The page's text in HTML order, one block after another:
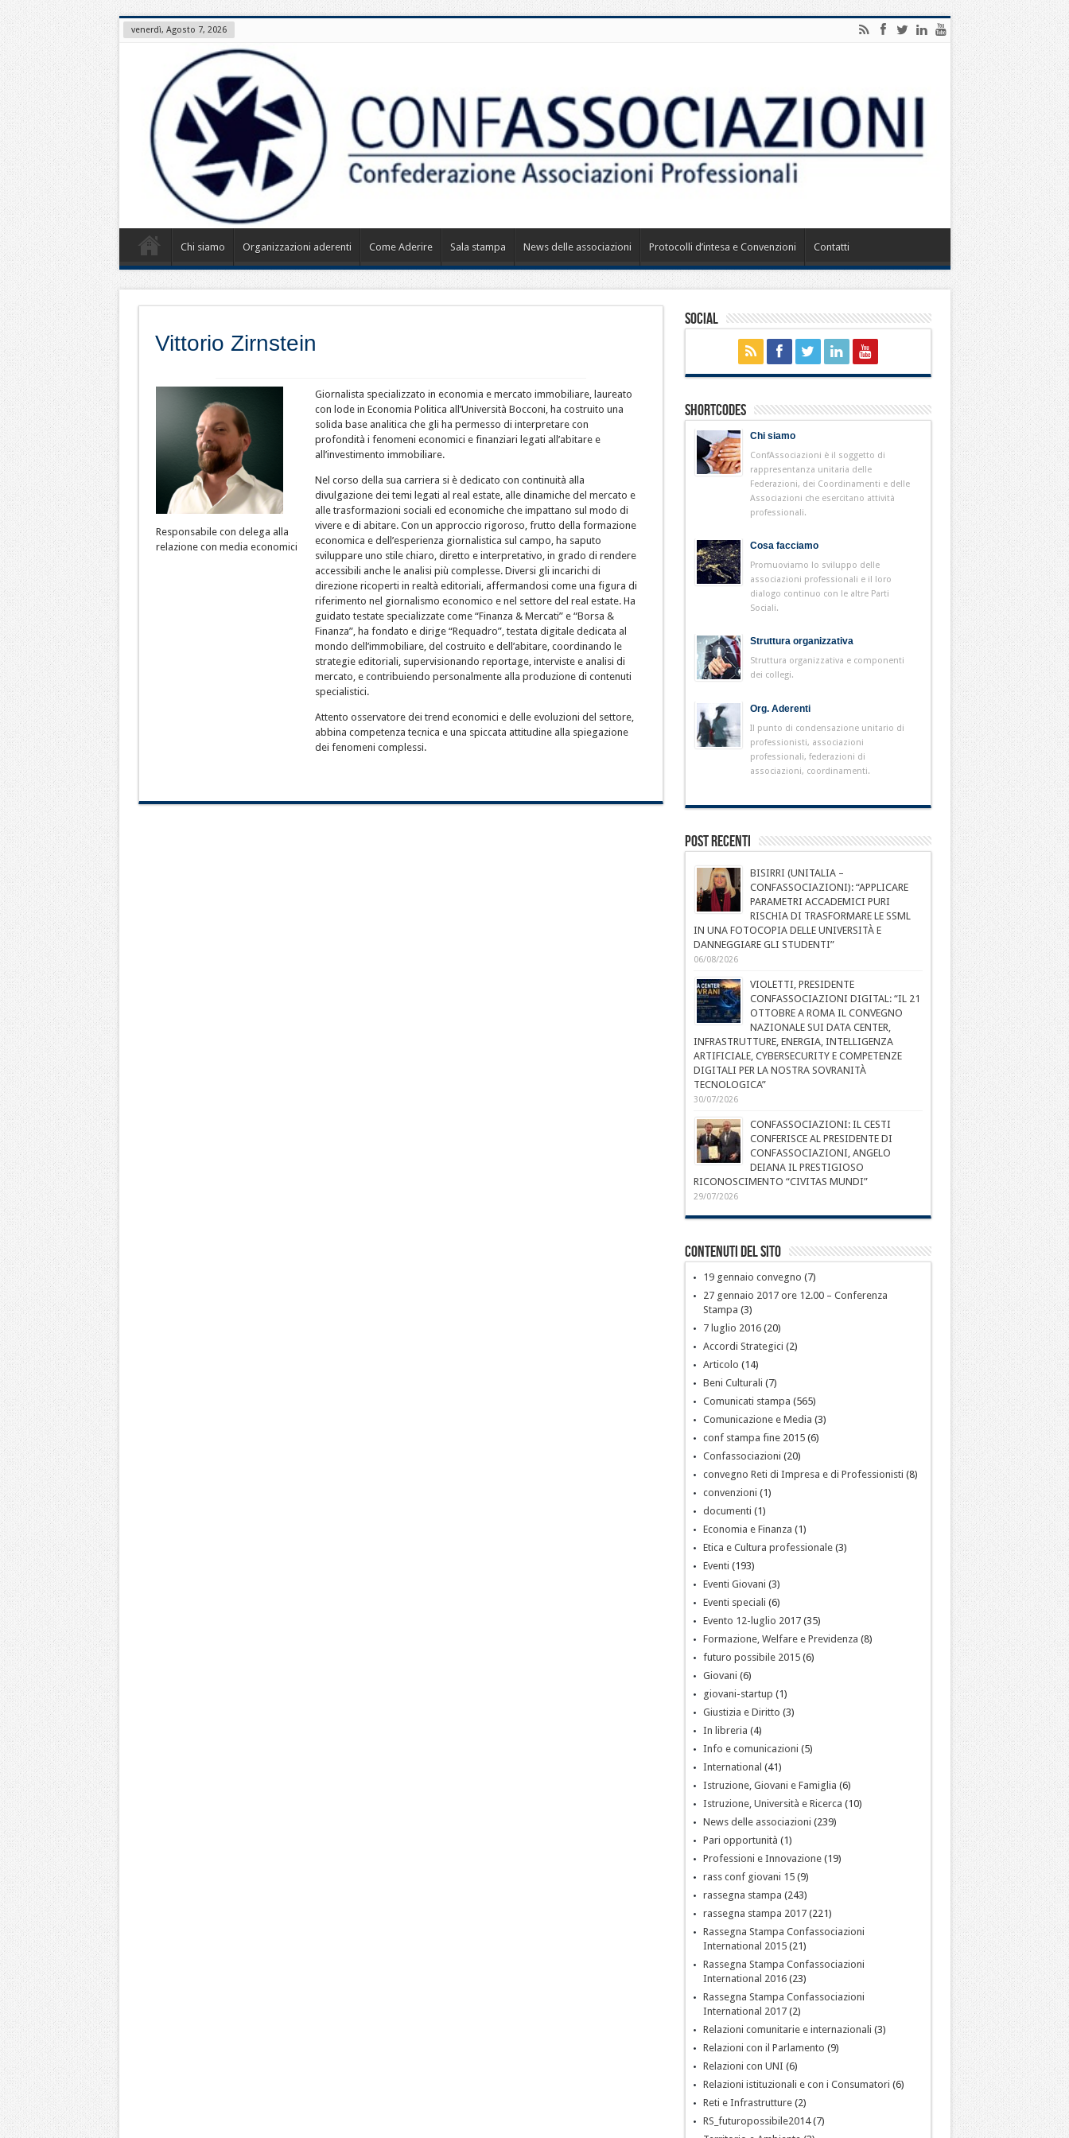
venerdì, Agosto 7, 2026
Chi siamo Organizzazioni aderenti Come Aderire Sala stampa News delle associazioni Protocolli d’intesa e Convenzioni Contatti
Vittorio Zirnstein
Responsabile con delega alla
relazione con media economici
Giornalista specializzato in economia e mercato immobiliare, laureato
con lode in Economia Politica all’Università Bocconi, ha costruito una
solida base analitica che gli ha permesso di interpretare con
profondità i fenomeni economici e finanziari legati all’abitare e
all’investimento immobiliare.
Nel corso della sua carriera si è dedicato con continuità alla
divulgazione dei temi legati al real estate, alle dinamiche del mercato e
alle trasformazioni sociali ed economiche che impattano sul modo di
vivere e di abitare. Con un approccio rigoroso, frutto della formazione
economica e dell’esperienza giornalistica sul campo, ha saputo
sviluppare uno stile chiaro, diretto e interpretativo, in grado di rendere
accessibili anche le analisi più complesse. Diversi gli incarichi di
direzione ricoperti in realtà editoriali, affermandosi come una figura di
riferimento nel giornalismo economico e nel settore del real estate. Ha
guidato testate specializzate come “Finanza & Mercati” e “Borsa &
Finanza”, ha fondato e dirige “Requadro”, testata digitale dedicata al
mondo dell’immobiliare, del costruito e dell’abitare, coordinando le
strategie editoriali, supervisionando reportage, interviste e analisi di
mercato, e contribuiendo personalmente alla produzione di contenuti
specialistici.
Attento osservatore dei trend economici e delle evoluzioni del settore,
abbina competenza tecnica e una spiccata attitudine alla spiegazione
dei fenomeni complessi.
Social
Shortcodes
Chi siamo
ConfAssociazioni è il soggetto di
rappresentanza unitaria delle
Federazioni, dei Coordinamenti e delle
Associazioni che esercitano attività
professionali.
Cosa facciamo
Promuoviamo lo sviluppo delle
associazioni professionali e il loro
dialogo continuo con le altre Parti
Sociali.
Struttura organizzativa
Struttura organizzativa e componenti
dei collegi.
Org. Aderenti
Il punto di condensazione unitario di
professionisti, associazioni
professionali, federazioni di
associazioni, coordinamenti.
Post Recenti
BISIRRI (UNITALIA –
CONFASSOCIAZIONI): “APPLICARE
PARAMETRI ACCADEMICI PURI
RISCHIA DI TRASFORMARE LE SSML
IN UNA FOTOCOPIA DELLE UNIVERSITÀ E
DANNEGGIARE GLI STUDENTI”
06/08/2026
VIOLETTI, PRESIDENTE
CONFASSOCIAZIONI DIGITAL: “IL 21
OTTOBRE A ROMA IL CONVEGNO
NAZIONALE SUI DATA CENTER,
INFRASTRUTTURE, ENERGIA, INTELLIGENZA
ARTIFICIALE, CYBERSECURITY E COMPETENZE
DIGITALI PER LA NOSTRA SOVRANITÀ
TECNOLOGICA”
30/07/2026
CONFASSOCIAZIONI: IL CESTI
CONFERISCE AL PRESIDENTE DI
CONFASSOCIAZIONI, ANGELO
DEIANA IL PRESTIGIOSO
RICONOSCIMENTO “CIVITAS MUNDI”
29/07/2026
Contenuti del sito
19 gennaio convegno (7)
27 gennaio 2017 ore 12.00 – Conferenza
Stampa (3)
7 luglio 2016(20)
Accordi Strategici (2)
Articolo (14)
Beni Culturali (7)
Comunicati stampa (565)
Comunicazione e Media (3)
conf stampa fine 2015(6)
Confassociazioni (20)
convegno Reti di Impresa e di Professionisti (8)
convenzioni (1)
documenti (1)
Economia e Finanza (1)
Etica e Cultura professionale(3)
Eventi (193)
Eventi Giovani (3)
Eventi speciali (6)
Evento 12-luglio 2017(35)
Formazione, Welfare e Previdenza (8)
futuro possibile 2015(6)
Giovani (6)
giovani-startup (1)
Giustizia e Diritto (3)
In libreria (4)
Info e comunicazioni (5)
International (41)
Istruzione, Giovani e Famiglia (6)
Istruzione, Università e Ricerca (10)
News delle associazioni (239)
Pari opportunità (1)
Professioni e Innovazione(19)
rass conf giovani 15(9)
rassegna stampa (243)
rassegna stampa 2017(221)
Rassegna Stampa Confassociazioni
International 2015(21)
Rassegna Stampa Confassociazioni
International 2016(23)
Rassegna Stampa Confassociazioni
International 2017(2)
Relazioni comunitarie e internazionali (3)
Relazioni con il Parlamento (9)
Relazioni con UNI (6)
Relazioni istituzionali e con i Consumatori (6)
Reti e Infrastrutture(2)
RS_futuropossibile2014(7)